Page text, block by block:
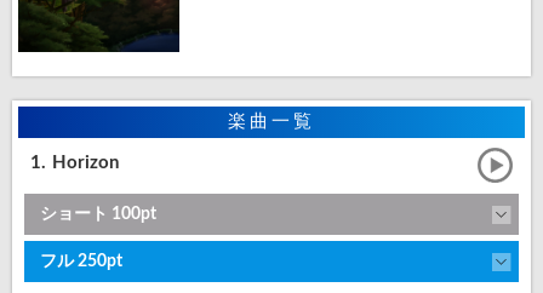
楽曲一覧
1. Horizon
ショート 100pt
フル 250pt